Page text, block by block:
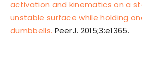
activation and kinematics on a
unstable surface while holding
dumbbells. PeerJ. 2015;3:e1365.